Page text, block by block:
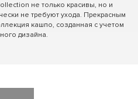
не только красивы, но и
не требуют ухода. Прекрасным
кашпо, созданная с учетом
дизайна.